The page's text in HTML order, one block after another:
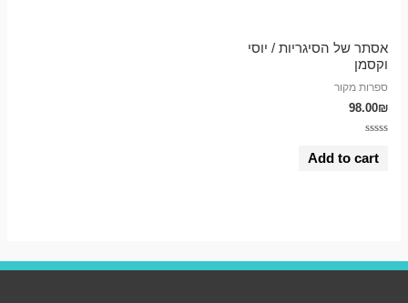
אסתר של הסיגריות / יוסי
וקסמן
ספרות מקור
98.00₪
out
Add to cart